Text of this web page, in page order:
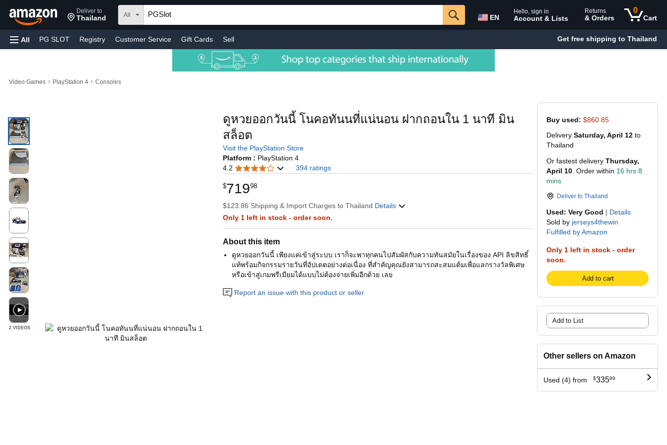
Deliver to
Thailand All EN
Hello, sign in
Account & Lists
Returns
& Orders
0
Cart
All PG SLOT Registry Customer Service Gift Cards Sell Get free shipping to Thailand
Video Games › PlayStation 4 › Consoles
Buy used: $860.85
Delivery Saturday, April 12 to
Thailand
Or fastest delivery Thursday,
April 10 . Order within 16 hrs 8
mins
Deliver to Thailand
Used: Very Good | Details
Sold by jerseys4thewin
Fulfilled by Amazon
Only 1 left in stock - order
soon.
Add to cart
Add to List
Other sellers on Amazon
Used (4) from $33599
2 VIDEOS
ดูหวยออกวันนี้ โนคอทันนที่แน่นอน ฝากถอนใน 1 นาที มิน
สล็อต
Visit the PlayStation Store
Platform : PlayStation 4
4.2
394 ratings
$71998
$123.86 Shipping & Import Charges to Thailand Details
Only 1 left in stock - order soon.
About this item
ดูหวยออกวันนี้ เพียงแค่เข้าสู่ระบบ เราก็จะพาทุกคนไปสัมผัสกับความทันสมัยในเรื่องของ API ลิขสิทธิ์
แท้พร้อมกิจกรรมรายวันที่อัปเดตอย่างต่อเนื่อง ที่สำคัญคุณยังสามารถสะสมแต้มเพื่อแลกรางวัลพิเศษ
หรือเข้าสู่เกมพรีเมียมได้แบบไม่ต้องจ่ายเพิ่มอีกด้วย เลย
Report an issue with this product or seller